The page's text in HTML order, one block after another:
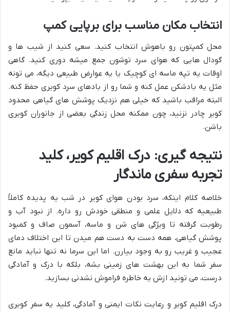
انتخاب مکان مناسب برای برپایی کمپ
محل کمپتون رو باهوش انتخاب کنید. سعی کنید از شیب ها و
گودال هایی که هوای سرد توشون جمع میشه دوری کنید. گاهی
اوقات یه تپه ماسه ای کوچیک یا یه عوارض طبیعی دیگه، می تونه
مثل یه بادشکن عمل کنه و شما رو از بادهای سرد کویری حفظ کنه.
البته مراقب باشید که خیلی هم نزدیک پوشش های گیاهی محدود
کویر چادر نزنید، چون ممکنه محل زندگی بعضی از جانوران کویری
باشن.
نتیجه گیری: درک اقلیم کویر، کلید
تجربه سفری ماندگار
خلاصه کلام اینکه، سرد بودن هوای کویر در شب یه پدیده کاملاً
طبیعیه که دلایل علمی و منطقی خودش رو داره. از نبود آب و
رطوبت گرفته تا ویژگی های شن و ماسه، آسمون صاف و کمبود
پوشش گیاهی، همه دست به دست هم میدن تا این اختلاف دمای
عجیب و غریب رو به وجود بیارن. اما این سرما نه تنها نباید مانع
سفر شما به این بهشت های زمینی بشه، بلکه با درک و آمادگی
درست، می تونید ازش یه خاطره فراموش نشدنی بسازید.
درک اقلیم کویر و رعایت نکات ایمنی و آمادگی، کلید یه سفر کویری